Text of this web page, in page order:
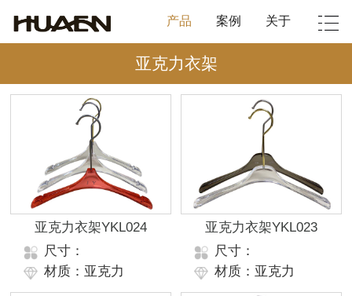
产品 案例 关于
亚克力衣架
亚克力衣架YKL024
尺寸：
材质：亚克力
亚克力衣架YKL023
尺寸：
材质：亚克力